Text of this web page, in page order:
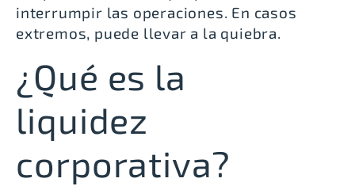
interrumpir las operaciones. En casos
extremos, puede llevar a la quiebra.
¿Qué es la
liquidez
corporativa?